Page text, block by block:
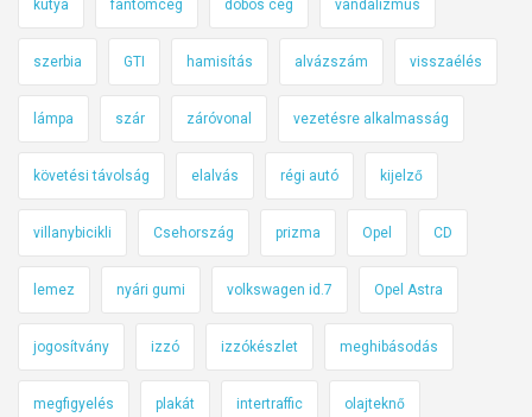
kutya fantomcég dobós cég vandalizmus
szerbia GTI hamisítás alvázszám visszaélés
lámpa szár záróvonal vezetésre alkalmasság
követési távolság elalvás régi autó kijelző
villanybicikli Csehország prizma Opel CD
lemez nyári gumi volkswagen id.7 Opel Astra
jogosítvány izzó izzókészlet meghibásodás
megfigyelés plakát intertraffic olajteknő